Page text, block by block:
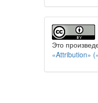
Это
«Attribution»